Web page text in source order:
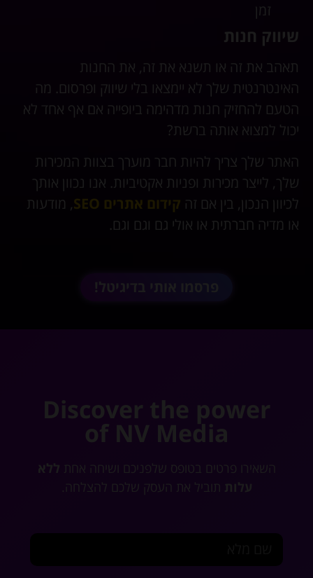
זמן
שיווק חנות
תאהב את זה או תשנא את זה, את החנות
האינטרנטית שלך לא יימצאו בלי שיווק ופרסום. מה
הטעם להחזיק חנות מדהימה ביופייה אם אף אחד לא
יכול למצוא אותה ברשת?
האתר שלך צריך להיות חבר מוערך בצוות המכירות
שלך, לייצר מכירות ופניות אקטיביות. אנו נכוון אותך
לכיוון הנכון, בין אם זה קידום אתרים SEO
, מודעות
או מדיה חברתית או אולי גם וגם וגם.
פרסמו אותי בדיגיטל!
Discover the power
of NV Media
השאירו פרטים בטופס שלפניכם ושיחה אחת ללא
עלות תוביל את העסק שלכם להצלחה.